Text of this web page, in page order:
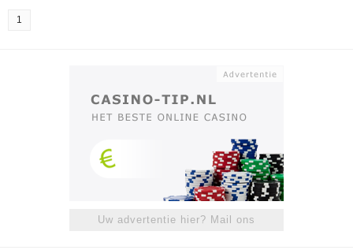
1
Uw advertentie hier? Mail ons